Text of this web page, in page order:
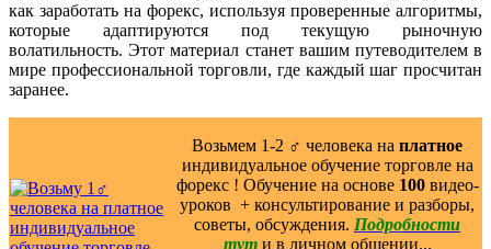
как заработать на форекс, используя проверенные алгоритмы,
которые адаптируются под текущую рыночную
волатильность. Этот материал станет вашим путеводителем в
мире профессиональной торговли, где каждый шаг просчитан
заранее.
Возьмем 1-2 ‍♂️ человека на платное
индивидуальное обучение торговле на
форекс ! Обучение на основе 100видео-
уроков ️ + консультирование и разборы,
советы, обсуждения. Подробности
тут и в личном общении...